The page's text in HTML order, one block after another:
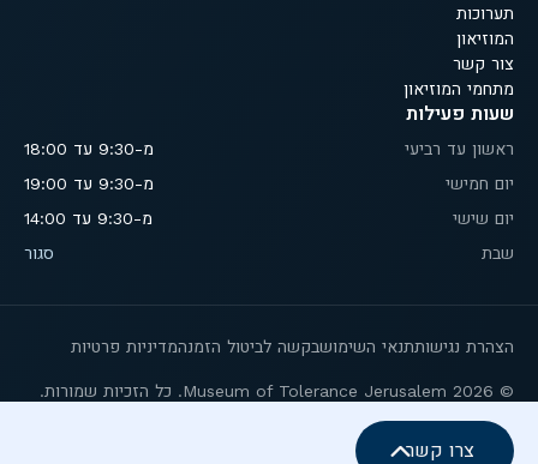
צרו קשר
תערוכות
המוזיאון
צור קשר
מתחמי המוזיאון
שעות פעילות
ראשון עד רביעי
מ-9:30 עד 18:00
יום חמישי
מ-9:30 עד 19:00
יום שישי
מ-9:30 עד 14:00
שבת
סגור
הצהרת נגישותתנאי השימושבקשה לביטול הזמנהמדיניות פרטיות
© 2026 Museum of Tolerance Jerusalem. כל הזכיות שמורות.